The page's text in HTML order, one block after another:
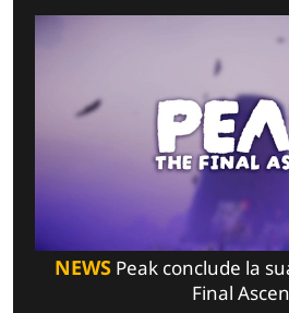
NEWSPeak conclude la
Final